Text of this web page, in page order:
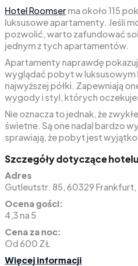
Hotel Roomser ma około 115
luksusowe apartamenty. Jeśli
pozwolić, warto zafundować
jednym z tych apartamentów.
Apartamenty naprawdę
wyglądać pobyt w luksusowym
najwyższej półki. Zapewniają
wygody i styl, których
Nie oznacza to jednak, że
świetne. Są one nadal bardzo
sprawiają, że pobyt jest
Szczegóły dotyczące hotelu
Adres
Gutleutstr. 85, 60329 Frankfurt,
Ocena gości:
4,3 na 5
Cena za noc:
Od 600 ZŁ
Więcej informacji